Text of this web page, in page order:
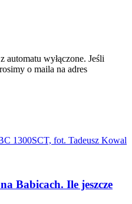
automatu wyłączone. Jeśli
o maila na adres
Babicach. Ile jeszcze